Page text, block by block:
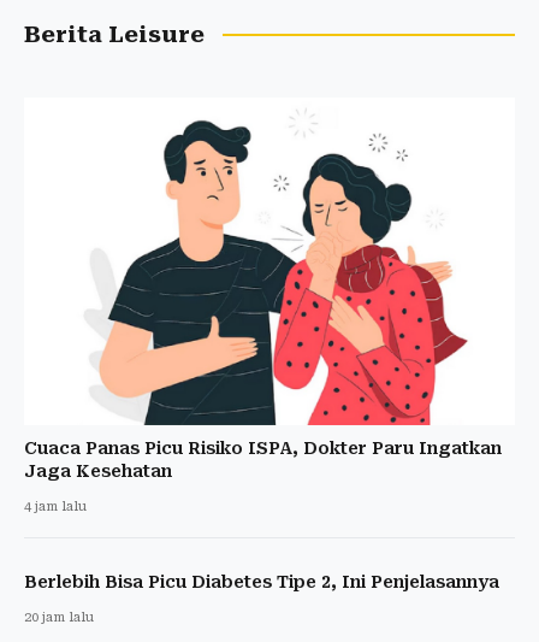
Berita Leisure
Cuaca Panas Picu Risiko ISPA, Dokter Paru Ingatkan
Jaga Kesehatan
4 jam lalu
Berlebih Bisa Picu Diabetes Tipe 2, Ini Penjelasannya
20 jam lalu